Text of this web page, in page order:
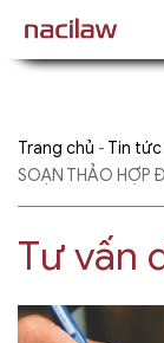
Trang chủ - Tin tức
SOẠN THẢO HỢP
Tư vấn